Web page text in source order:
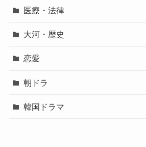
医療・法律
大河・歴史
恋愛
朝ドラ
韓国ドラマ